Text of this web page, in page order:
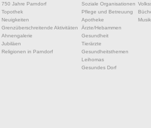
750 Jahre Parndorf
Topothek
Neuigkeiten
Grenzüberschreitende Aktivitäten
Ahnengalerie
Jubiläen
Religionen in Parndorf
Soziale Organisationen
Pflege und Betreuung
Apotheke
Ärzte/Hebammen
Gesundheit
Tierärzte
Gesundheitsthemen
Leihomas
Gesundes Dorf